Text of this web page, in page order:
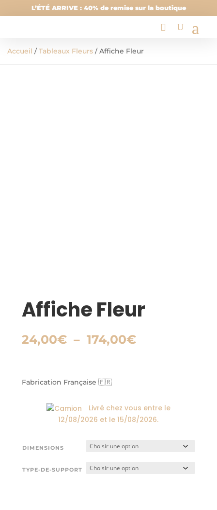
L’ÉTÉ ARRIVE : 40% de remise sur la boutique
Accueil /Tableaux Fleurs / Affiche Fleur
Affiche Fleur
24,00€ – 174,00€Plage
Fabrication Française 🇫🇷
Livré chez vous entre le
12/08/2026 et le15/08/2026.
DIMENSIONS
TYPE-DE-SUPPORT